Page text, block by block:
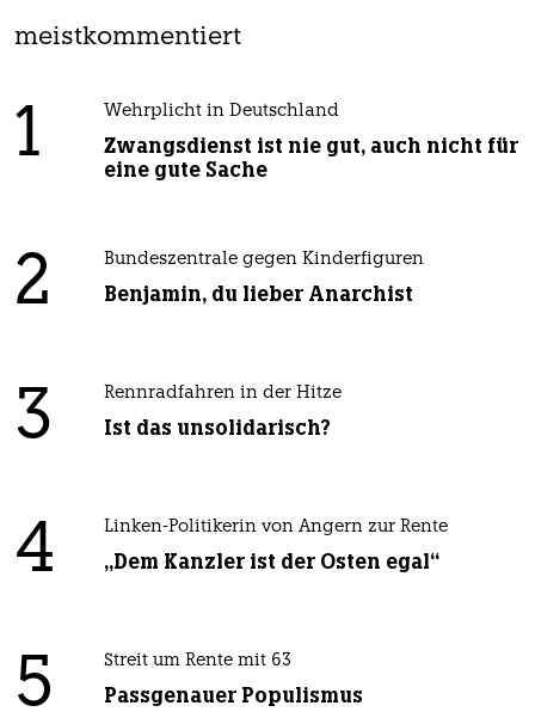
meistkommentiert
1 Wehrplicht in Deutschland
Zwangsdienst ist nie gut, auch nicht für
eine gute Sache
2 Bundeszentrale gegen Kinderfiguren
Benjamin, du lieber Anarchist
3 Rennradfahren in der Hitze
Ist das unsolidarisch?
4 Linken-Politikerin von Angern zur Rente
„Dem Kanzler ist der Osten egal“
5 Streit um Rente mit 63
Passgenauer Populismus